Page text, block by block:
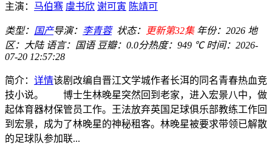
主演： 马伯骞 虞书欣 谢可寅 陈靖可
类型： 国产导演： 李青蓉 状态： 更新第32集 年份： 2026 地
区：
大陆 语言： 国语 豆瓣：0.0分热度：949 ℃ 时间： 2026-
07-20 12:57:28
简介： 详情该剧改编自晋江文学城作者长洱的同名青春热血竞
技小说。 博士生林晚星突然回到老家，进入宏景八中，做
起体育器材保管员工作。王法放弃英国足球俱乐部教练工作回
到宏景，成为了林晚星的神秘租客。林晚星被要求带领已解散
的足球队参加联...